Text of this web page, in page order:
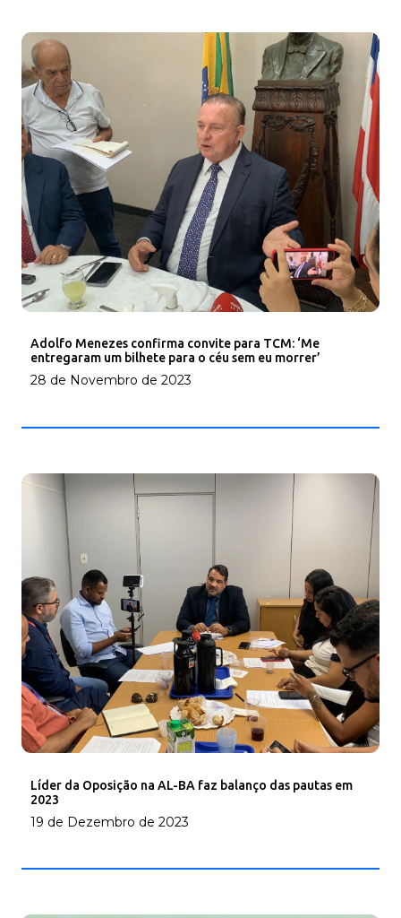
Adolfo Menezes confirma convite para TCM: ‘Me
entregaram um bilhete para o céu sem eu morrer’
28 de Novembro de 2023
Líder da Oposição na AL-BA faz balanço das pautas em
2023
19 de Dezembro de 2023